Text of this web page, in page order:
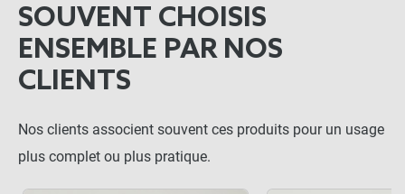

Tendeurs 2 crochets - Noir x
10
16,90 €
SOUVENT CHOISIS
ENSEMBLE PAR NOS
CLIENTS
Nos clients associent souvent ces produits pour un usage
plus complet ou plus pratique.